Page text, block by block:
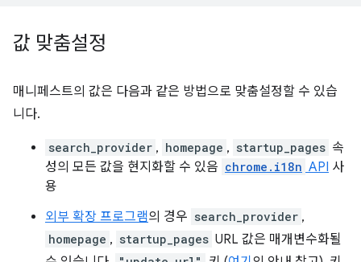
값 맞춤설정
매니페스트의 값은 다음과 같은 방법으로 맞춤설정할 수 있습
니다.
search_provider , homepage , startup_pages 속
성의 모든 값을 현지화할 수 있음 chrome.i18n API 사
용
외부 확장 프로그램의 경우 search_provider ,
homepage , startup_pages URL 값은 매개변수화될